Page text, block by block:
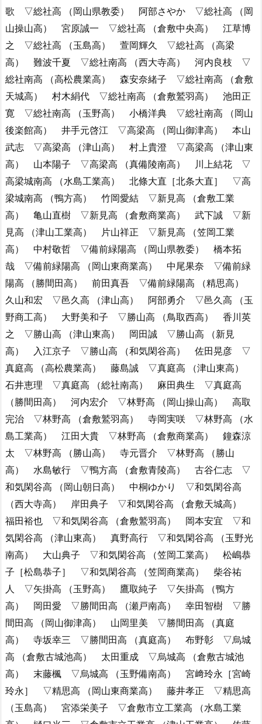
歌 ▽総社高 （岡山県教委） 阿部さやか ▽総社高 （岡
山操山高） 宮原誠一 ▽総社高 （倉敷中央高） 江草博
之 ▽総社高 （玉島高） 萱岡輝久 ▽総社高 （高梁
高） 難波千夏 ▽総社南高 （西大寺高） 河内良枝 ▽
総社南高 （高松農業高） 森安奈緒子 ▽総社南高 （倉敷
天城高） 村木絹代 ▽総社南高 （倉敷鷲羽高） 池田正
寛 ▽総社南高 （玉野高） 小橋洋典 ▽総社南高 （岡山
後楽館高） 井手元啓江 ▽高梁高 （岡山御津高） 本山
武志 ▽高梁高 （津山高） 村上貴澄 ▽高梁高 （津山東
高） 山本陽子 ▽高梁高 （真備陵南高） 川上結花 ▽
高梁城南高 （水島工業高） 北條大直［北条大直］ ▽高
梁城南高 （鴨方高） 竹岡愛結 ▽新見高 （倉敷工業
高） 亀山直樹 ▽新見高 （倉敷商業高） 武下誠 ▽新
見高 （津山工業高） 片山祥正 ▽新見高 （笠岡工業
高） 中村敬哲 ▽備前緑陽高 （岡山県教委） 橋本拓
哉 ▽備前緑陽高 （岡山東商業高） 中尾果奈 ▽備前緑
陽高 （勝間田高） 前田真吾 ▽備前緑陽高 （精思高）
久山和宏 ▽邑久高 （津山高） 阿部勇介 ▽邑久高 （玉
野商工高） 大野美和子 ▽勝山高 （鳥取西高） 香川英
之 ▽勝山高 （津山東高） 岡田誠 ▽勝山高 （新見
高） 入江京子 ▽勝山高 （和気閑谷高） 佐田晃彦 ▽
真庭高 （高松農業高） 藤島誠 ▽真庭高 （津山東高）
石井恵理 ▽真庭高 （総社南高） 麻田典生 ▽真庭高
（勝間田高） 河内宏介 ▽林野高 （岡山操山高） 高取
完治 ▽林野高 （倉敷鷲羽高） 寺岡実咲 ▽林野高 （水
島工業高） 江田大貴 ▽林野高 （倉敷商業高） 鐘森涼
太 ▽林野高 （勝山高） 寺元晋介 ▽林野高 （勝山
高） 水島敏行 ▽鴨方高 （倉敷青陵高） 古谷仁志 ▽
和気閑谷高 （岡山朝日高） 中桐ゆかり ▽和気閑谷高
（西大寺高） 岸田典子 ▽和気閑谷高 （倉敷天城高）
福田裕也 ▽和気閑谷高 （倉敷鷲羽高） 岡本安宜 ▽和
気閑谷高 （津山東高） 真野高行 ▽和気閑谷高 （玉野光
南高） 大山典子 ▽和気閑谷高 （笠岡工業高） 松嶋恭
子［松島恭子］ ▽和気閑谷高 （笠岡商業高） 柴谷祐
人 ▽矢掛高 （玉野高） 鷹取純子 ▽矢掛高 （鴨方
高） 岡田愛 ▽勝間田高 （瀬戸南高） 幸田智樹 ▽勝
間田高 （岡山御津高） 山岡里美 ▽勝間田高 （真庭
高） 寺坂幸三 ▽勝間田高 （真庭高） 布野彰 ▽烏城
高 （倉敷古城池高） 太田重成 ▽烏城高 （倉敷古城池
高） 末藤楓 ▽烏城高 （玉野備南高） 宮﨑玲永［宮崎
玲永］ ▽精思高 （岡山東商業高） 藤井孝正 ▽精思高
（玉島高） 宮添栄美子 ▽倉敷市立工業高 （水島工業